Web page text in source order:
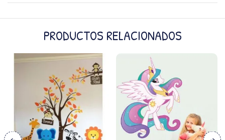
PRODUCTOS RELACIONADOS